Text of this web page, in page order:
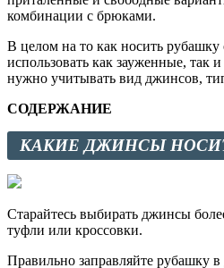
комбинации с брюками.
В целом на то как носить
использовать как зауженные,
нужно учитывать вид джинсов,
СОДЕРЖАНИЕ
КАКИЕ ДЖИНСЫ
Старайтесь выбирать джинсы
туфли или кроссовки.
Правильно заправляйте рубашку